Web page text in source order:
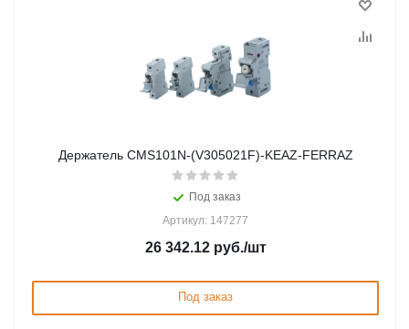
Держатель CMS101N-(V305021F)-KEAZ-FERRAZ
Под заказ
Артикул: 147277
26 342.12руб./шт
Под заказ